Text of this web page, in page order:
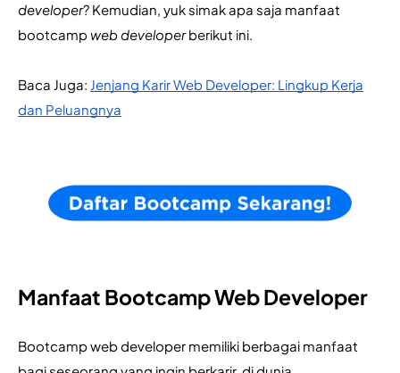
developer? Kemudian, yuk simak apa saja manfaat
bootcamp web developer berikut ini.
Baca Juga: Jenjang Karir Web Developer: Lingkup Kerja
dan Peluangnya
Manfaat Bootcamp Web Developer
Bootcamp web developer memiliki berbagai manfaat